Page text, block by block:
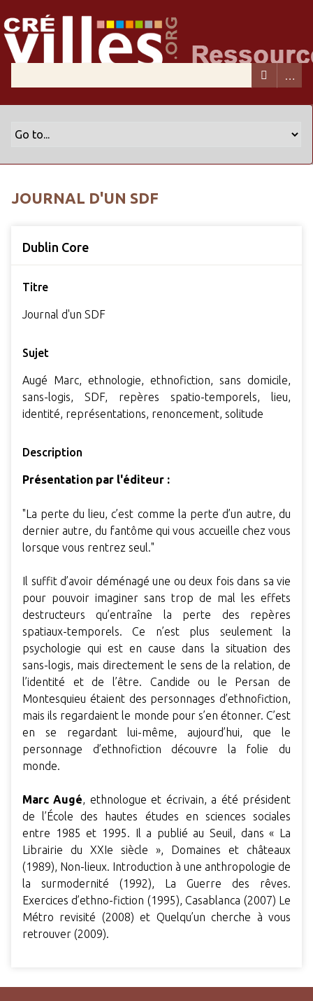
JOURNAL D'UN SDF
Dublin Core
Titre
Journal d'un SDF
Sujet
Augé Marc, ethnologie, ethnofiction, sans domicile,
sans-logis, SDF, repères spatio-temporels, lieu,
identité, représentations, renoncement, solitude
Description
Présentation par l'éditeur :
"La perte du lieu, c’est comme la perte d’un autre, du
dernier autre, du fantôme qui vous accueille chez vous
lorsque vous rentrez seul."
Il suffit d’avoir déménagé une ou deux fois dans sa vie
pour pouvoir imaginer sans trop de mal les effets
destructeurs qu’entraîne la perte des repères
spatiaux-temporels. Ce n’est plus seulement la
psychologie qui est en cause dans la situation des
sans-logis, mais directement le sens de la relation, de
l’identité et de l’être. Candide ou le Persan de
Montesquieu étaient des personnages d’ethnofiction,
mais ils regardaient le monde pour s’en étonner. C’est
en se regardant lui-même, aujourd’hui, que le
personnage d’ethnofiction découvre la folie du
monde.
Marc Augé, ethnologue et écrivain, a été président
de l’École des hautes études en sciences sociales
entre 1985 et 1995. Il a publié au Seuil, dans « La
Librairie du XXIe siècle », Domaines et châteaux
(1989), Non-lieux. Introduction à une anthropologie de
la surmodernité (1992), La Guerre des rêves.
Exercices d’ethno-fiction (1995), Casablanca (2007) Le
Métro revisité (2008) et Quelqu’un cherche à vous
retrouver (2009).